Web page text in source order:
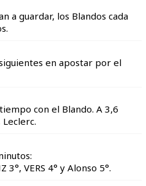
a guardar, los Blandos cada
en apostar por el
con el Blando. A 3,6
3°, VERS 4° y Alonso 5°.